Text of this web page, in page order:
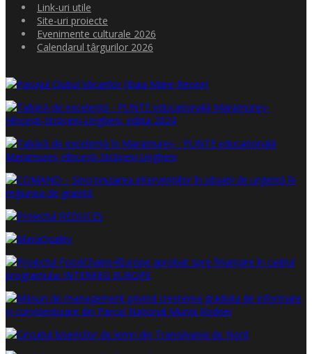
Link-uri utile
Site-uri proiecte
Evenimente culturale 2026
Calendarul târgurilor 2026